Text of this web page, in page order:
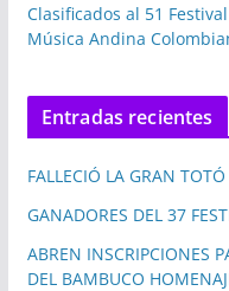
Clasificados al 51
Música Andina
Entradas recientes
FALLECIÓ LA GRAN
GANADORES DEL 37
ABREN INSCRIPCIONES
DEL BAMBUCO